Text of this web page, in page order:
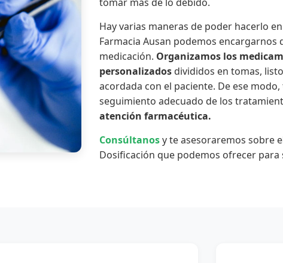
Hay varias maneras de poder hacerlo
Farmacia Ausan podemos
medicación. Organizamos los
personalizados divididos en tomas,
acordada con el paciente. De ese
seguimiento adecuado de los
atención farmacéutica.
Consúltanosy te asesoraremos sobre
Dosificación que podemos ofrecer